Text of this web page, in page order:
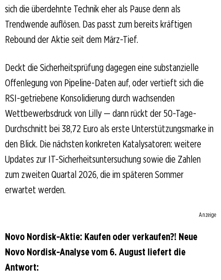
sich die überdehnte Technik eher als Pause denn als
Trendwende auflösen. Das passt zum bereits kräftigen
Rebound der Aktie seit dem März-Tief.
Deckt die Sicherheitsprüfung dagegen eine substanzielle
Offenlegung von Pipeline-Daten auf, oder vertieft sich die
RSI-getriebene Konsolidierung durch wachsenden
Wettbewerbsdruck von Lilly — dann rückt der 50-Tage-
Durchschnitt bei 38,72 Euro als erste Unterstützungsmarke in
den Blick. Die nächsten konkreten Katalysatoren: weitere
Updates zur IT-Sicherheitsuntersuchung sowie die Zahlen
zum zweiten Quartal 2026, die im späteren Sommer
erwartet werden.
Anzeige
Novo Nordisk-Aktie: Kaufen oder verkaufen?! Neue
Novo Nordisk-Analyse vom 6. August liefert die
Antwort: